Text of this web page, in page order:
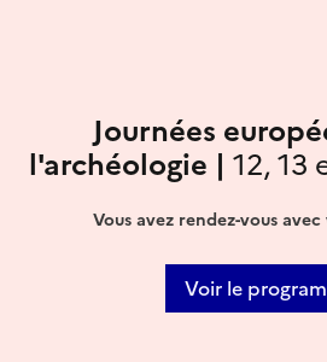
Journées
l'archéologie | 12, 13
Vous avez rendez-vous
Voir le